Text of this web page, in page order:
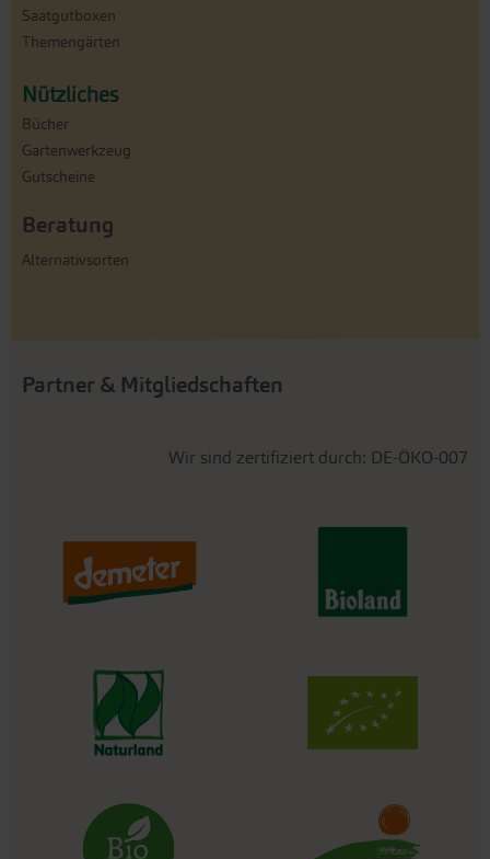
Saatgutboxen
Themengärten
Nützliches
Bücher
Gartenwerkzeug
Gutscheine
Beratung
Alternativsorten
Partner & Mitgliedschaften
Wir sind zertifiziert durch: DE-ÖKO-007